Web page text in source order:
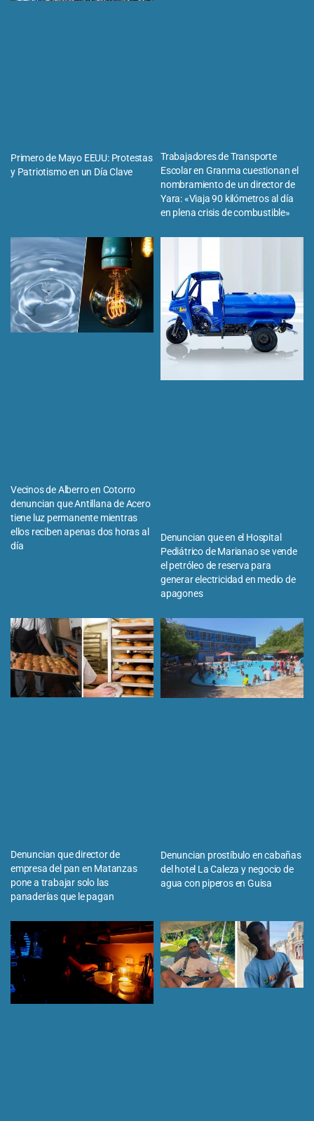
Primero de Mayo EEUU: Protestas
y Patriotismo en un Día Clave
Trabajadores de Transporte
Escolar en Granma cuestionan el
nombramiento de un director de
Yara: «Viaja 90 kilómetros al día
en plena crisis de combustible»
Vecinos de Alberro en Cotorro
denuncian que Antillana de Acero
tiene luz permanente mientras
ellos reciben apenas dos horas al
día
Denuncian que en el Hospital
Pediátrico de Marianao se vende
el petróleo de reserva para
generar electricidad en medio de
apagones
Denuncian que director de
empresa del pan en Matanzas
pone a trabajar solo las
panaderías que le pagan
Denuncian prostíbulo en cabañas
del hotel La Caleza y negocio de
agua con piperos en Guisa